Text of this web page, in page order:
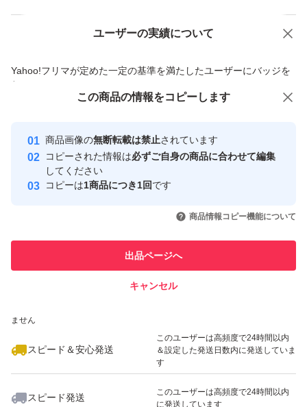
ユーザーの実績について
Yahoo!フリマが定めた一定の基準を満たしたユーザーにバッジを
付与しています
安心取引出品者
心・安全なユーザーです
取引実績
引を完了させた実績があります
での取引実績があります
ません
スピード＆安心発送
このユーザーは高頻度で24時間以内
＆設定した発送日数内に発送していま
す
スピード発送
このユーザーは高頻度で24時間以内
に発送しています
価格の相談 商品への質問
この商品の情報をコピーします
商品画像の無断転載は禁止されています
コピーされた情報は必ずご自身の商品に合わせて編集
してください
コピーは1商品につき1回です
商品情報コピー機能について
出品ページへ
キャンセル
この商品をみている人にオススメ